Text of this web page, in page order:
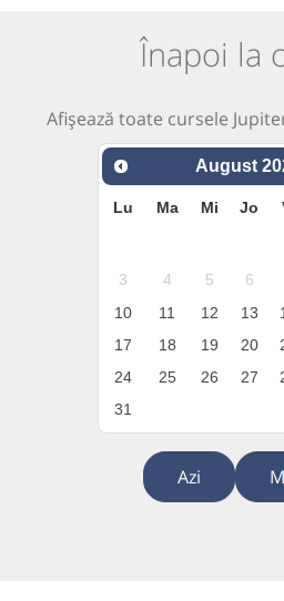
Înapoi la
Afișează toate cursele
August
Lu Ma Mi Jo
3
4 5 6
10
11 12 13
17
18 19 20
24
25 26 27
31
Azi